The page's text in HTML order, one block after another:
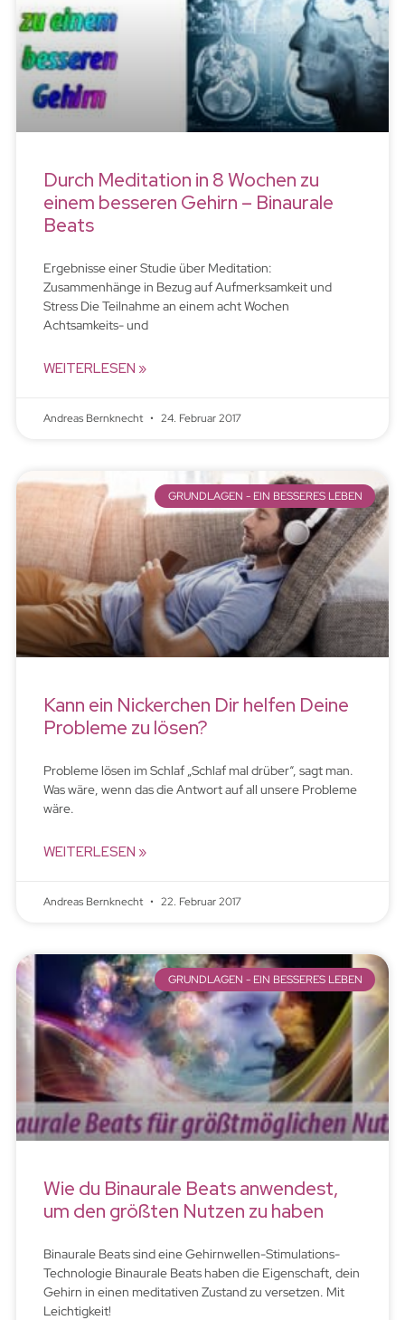
Durch Meditation in 8 Wochen zu
einem besseren Gehirn – Binaurale
Beats
Ergebnisse einer Studie über Meditation:
Zusammenhänge in Bezug auf Aufmerksamkeit und
Stress Die Teilnahme an einem acht Wochen
Achtsamkeits- und
WEITERLESEN »
Andreas Bernknecht 24. Februar 2017
GRUNDLAGEN - EIN BESSERES LEBEN
Kann ein Nickerchen Dir helfen Deine
Probleme zu lösen?
Probleme lösen im Schlaf „Schlaf mal drüber“, sagt man.
Was wäre, wenn das die Antwort auf all unsere Probleme
wäre.
WEITERLESEN »
Andreas Bernknecht 22. Februar 2017
GRUNDLAGEN - EIN BESSERES LEBEN
Wie du Binaurale Beats anwendest,
um den größten Nutzen zu haben
Binaurale Beats sind eine Gehirnwellen-Stimulations-
Technologie Binaurale Beats haben die Eigenschaft, dein
Gehirn in einen meditativen Zustand zu versetzen. Mit
Leichtigkeit!